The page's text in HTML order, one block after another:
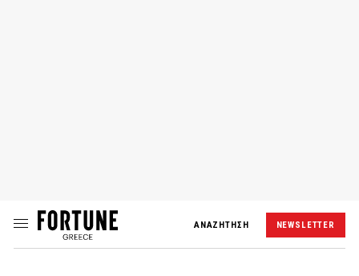
ΑΝΑΖΗΤΗΣΗ NEWSLETTER